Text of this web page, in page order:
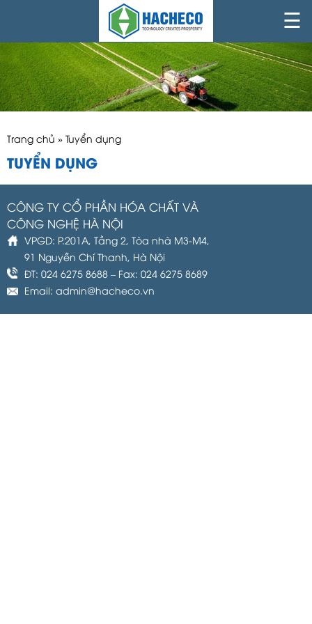
☰
Trang chủ » Tuyển dụng
TUYỂN DỤNG
CÔNG TY CỔ PHẦN HÓA CHẤT VÀ
CÔNG NGHỆ HÀ NỘI
VPGD: P.201A, Tầng 2, Tòa nhà M3-M4,
91 Nguyễn Chí Thanh, Hà Nội
ĐT: 024 6275 8688 – Fax: 024 6275 8689
Email: admin@hacheco.vn